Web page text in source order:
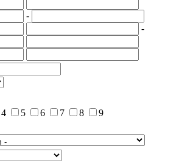
-
-
4 5 6 7 8
9